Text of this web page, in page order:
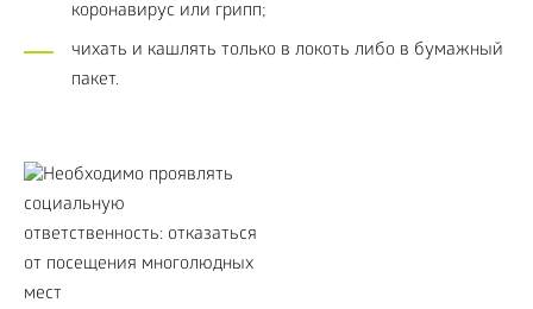
коронавирус или грипп;
чихать и кашлять только в локоть либо в бумажный
пакет.